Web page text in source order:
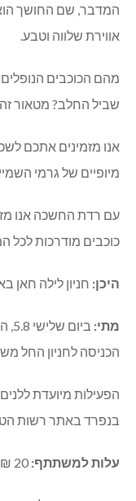
המדבר, שם החושך הוא
אווירת שלווה וטבע.
מהם הכוכבים
שביל החלב? מטאור זה
אנו מזמינים אתכם
מיופיים של גרמי
עם רדת החשכה אנו
כוכבים מודרכות לכל
היכן: חניון לילה חאן
מתי:
הכניסה לחניון החל משעה
הפעילות מיועדת
בנפרד באתר רשות
עלות למשתתף: 20 ₪ + דמי לינה